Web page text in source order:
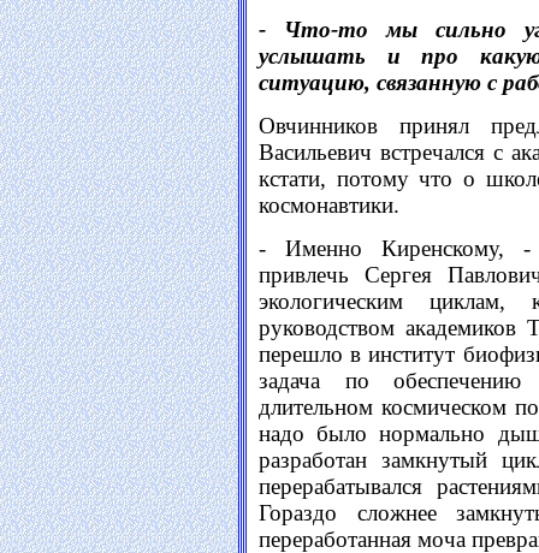
- Что-то мы сильно
услышать и про
ситуацию, связанную с
Овчинников принял
Васильевич встречался с
кстати, потому что о
космонавтики.
- Именно Киренскому, -
привлечь Сергея
экологическим
руководством академиков
перешло в институт
задача по
длительном космическом
надо было нормально
разработан замкнутый
перерабатывался
Гораздо сложнее
переработанная моча